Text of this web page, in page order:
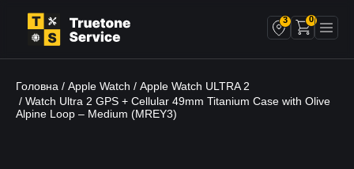
3 0
Головна / Apple Watch / Apple Watch ULTRA 2
/ Watch Ultra 2 GPS + Cellular 49mm Titanium Case with Olive
Alpine Loop – Medium (MREY3)